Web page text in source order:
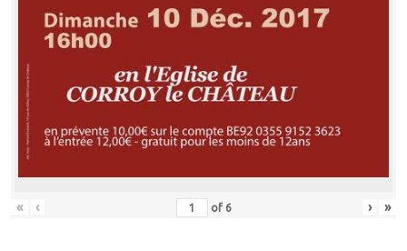
« ‹ of 6 › »